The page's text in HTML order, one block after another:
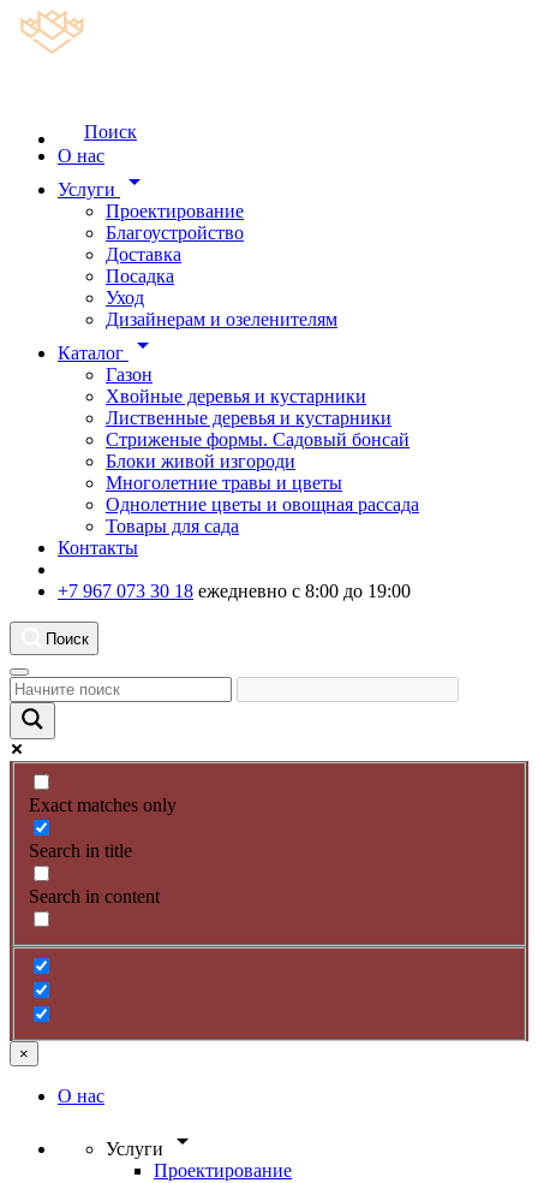
Поиск
О нас
Услуги
arrow_drop_down
Проектирование
Благоустройство
Доставка
Посадка
Уход
Дизайнерам и озеленителям
Каталог
arrow_drop_down
Газон
Хвойные деревья и кустарники
Лиственные деревья и кустарники
Стриженые формы. Садовый бонсай
Блоки живой изгороди
Многолетние травы и цветы
Однолетние цветы и овощная рассада
Товары для сада
Контакты
+7 967 073 30 18 ежедневно с 8:00 до 19:00
Поиск
Exact matches only
Search in title
Search in content
×
О нас
Услуги arrow_drop_down
Проектирование